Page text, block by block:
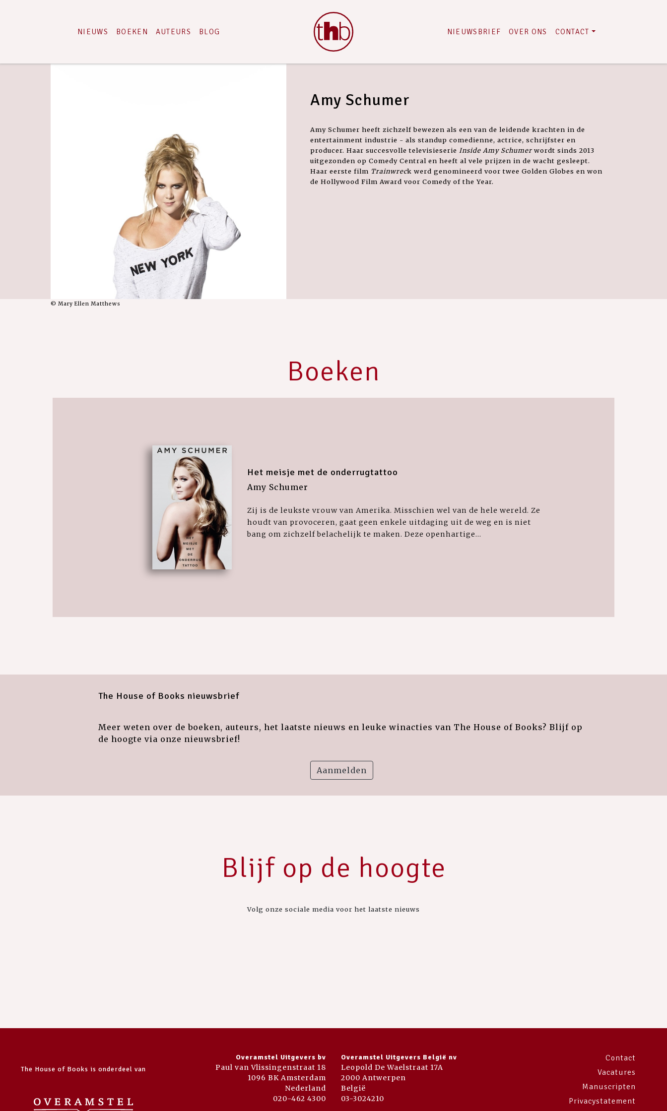
NIEUWS BOEKEN AUTEURS BLOG NIEUWSBRIEF OVER ONS CONTACT
© Mary Ellen Matthews
Amy Schumer
Amy Schumer heeft zichzelf bewezen als een van de leidende krachten in de
entertainment industrie - als standup comedienne, actrice, schrijfster en
producer. Haar succesvolle televisieserie Inside Amy Schumer wordt sinds 2013
uitgezonden op Comedy Central en heeft al vele prijzen in de wacht gesleept.
Haar eerste film Trainwreck werd genomineerd voor twee Golden Globes en won
de Hollywood Film Award voor Comedy of the Year.
Boeken
Het meisje met de onderrugtattoo
Amy Schumer
Zij is de leukste vrouw van Amerika. Misschien wel van de hele wereld. Ze
houdt van provoceren, gaat geen enkele uitdaging uit de weg en is niet
bang om zichzelf belachelijk te maken. Deze openhartige...
The House of Books nieuwsbrief
Meer weten over de boeken, auteurs, het laatste nieuws en leuke winacties van The House of Books? Blijf op
de hoogte via onze nieuwsbrief!
Aanmelden
Blijf op de hoogte
Volg onze sociale media voor het laatste nieuws
The House of Books is onderdeel van
Overamstel Uitgevers bv
Paul van Vlissingenstraat 18
1096 BK Amsterdam
Nederland
020-462 4300
Overamstel Uitgevers België nv
Leopold De Waelstraat 17A
2000 Antwerpen
België
03-3024210
Contact
Vacatures
Manuscripten
Privacystatement